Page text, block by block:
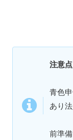
注意点
青色
あり
前準